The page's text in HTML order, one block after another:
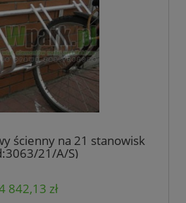
ścienny na 21 stanowisk
21/A/S)
842,13 zł